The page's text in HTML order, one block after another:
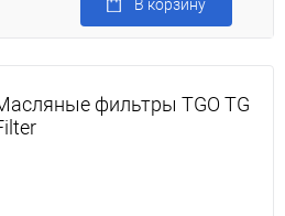
В корзину
фильтры TGO TG